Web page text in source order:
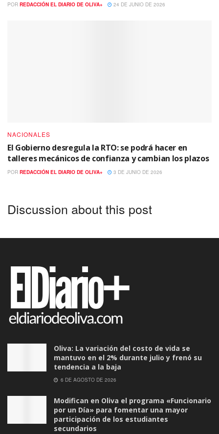
POR REDACCIÓN EL DIARIO DE OLIVA+ 24 DE JUNIO DE 2026
NACIONALES
El Gobierno desregula la RTO: se podrá hacer en
talleres mecánicos de confianza y cambian los plazos
POR REDACCIÓN EL DIARIO DE OLIVA+ 3 DE JUNIO DE 2026
Discussion about this post
Oliva: La variación del costo de vida se
mantuvo en el 2% durante julio y frenó su
tendencia a la baja
6 DE AGOSTO DE 2026
Modifican en Oliva el programa «Funcionario
por un Día» para fomentar una mayor
participación de los estudiantes
secundarios